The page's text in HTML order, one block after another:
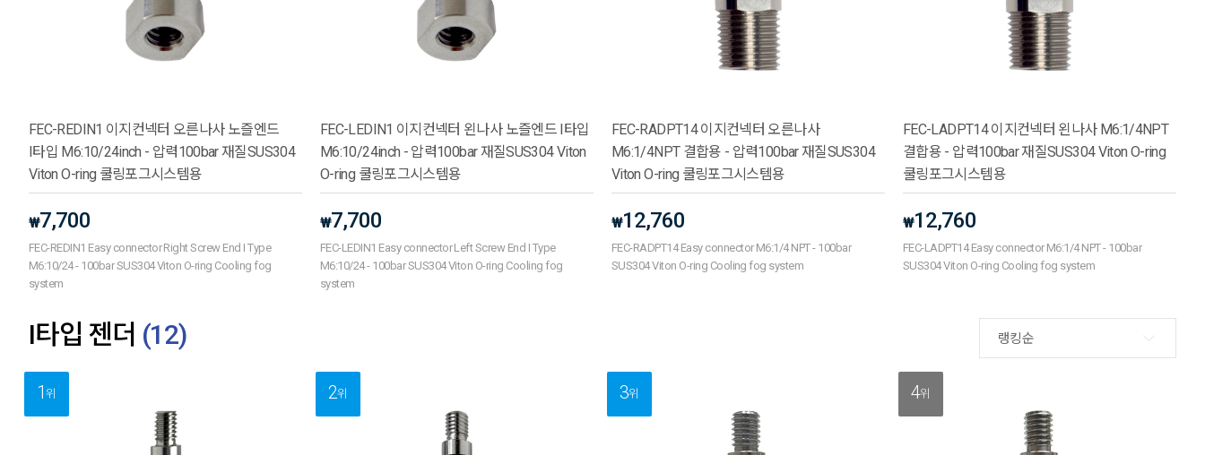
FEC-REDIN1 이지컨넥터 오른나사 노즐엔드
I타입 M6:10/24inch - 압력100bar 재질SUS304
Viton O-ring 쿨링포그시스템용
₩7,700
FEC-REDIN1 Easy connector Right Screw End I Type
M6:10/24 - 100bar SUS304 Viton O-ring Cooling fog
system
FEC-LEDIN1 이지컨넥터 왼나사 노즐엔드 I타입
M6:10/24inch - 압력100bar 재질SUS304 Viton
O-ring 쿨링포그시스템용
₩7,700
FEC-LEDIN1 Easy connector Left Screw End I Type
M6:10/24 - 100bar SUS304 Viton O-ring Cooling fog
system
FEC-RADPT14 이지컨넥터 오른나사
M6:1/4NPT 결합용 - 압력100bar 재질SUS304
Viton O-ring 쿨링포그시스템용
₩12,760
FEC-RADPT14 Easy connector M6:1/4 NPT - 100bar
SUS304 Viton O-ring Cooling fog system
FEC-LADPT14 이지컨넥터 왼나사 M6:1/4NPT
결합용 - 압력100bar 재질SUS304 Viton O-ring
쿨링포그시스템용
₩12,760
FEC-LADPT14 Easy connector M6:1/4 NPT - 100bar
SUS304 Viton O-ring Cooling fog system
I타입 젠더 (12) 랭킹순
1위 2위 3위 4위